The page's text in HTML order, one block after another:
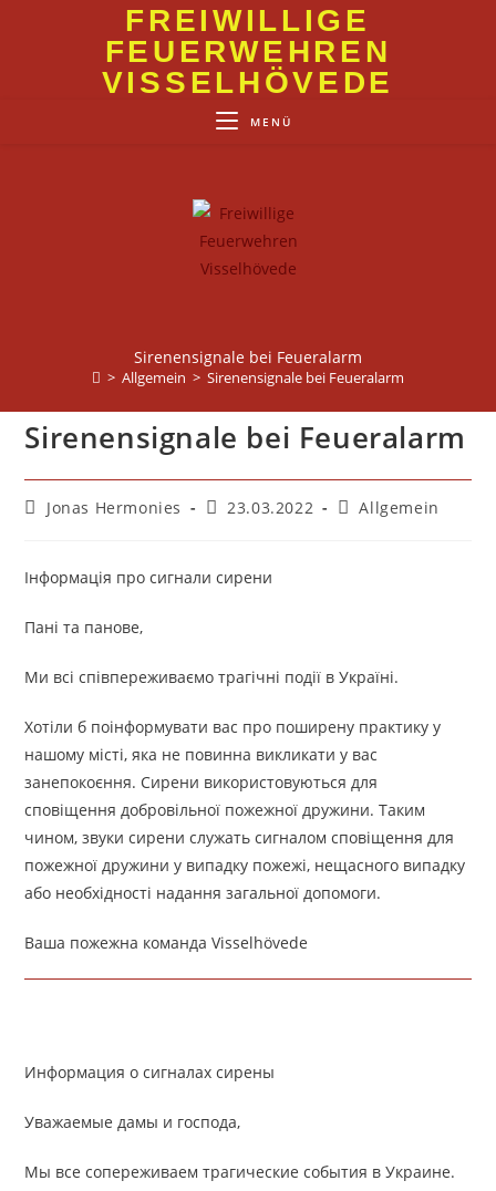
FREIWILLIGE
FEUERWEHREN
VISSELHÖVEDE
MENÜ
Sirenensignale bei Feueralarm
> Allgemein > Sirenensignale bei Feueralarm
Sirenensignale bei Feueralarm
Beitrags-
Jonas Hermonies
Beitrag
23.03.2022
Beitrags-
Allgemein
Інформація про сигнали сирени
Пані та панове,
Ми всі співпереживаємо трагічні події в Україні.
Хотіли б поінформувати вас про поширену практику у
нашому місті, яка не повинна викликати у вас
занепокоєння. Сирени використовуються для
сповіщення добровільної пожежної дружини. Таким
чином, звуки сирени служать сигналом сповіщення для
пожежної дружини у випадку пожежі, нещасного випадку
або необхідності надання загальної допомоги.
Ваша пожежна команда Visselhövede
Информация о сигналах сирены
Уважаемые дамы и господа,
Мы все сопереживаем трагические события в Украине.